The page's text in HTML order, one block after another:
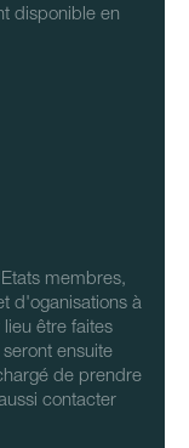
disponible en
membres,
d'oganisations à
être faites
ensuite
de prendre
contacter